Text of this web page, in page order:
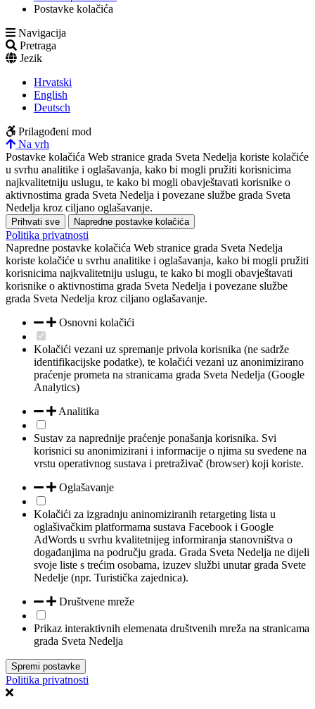
Postavke kolačića
Navigacija
Pretraga
Jezik
Hrvatski
English
Deutsch
Prilagođeni mod
Na vrh
Postavke kolačića Web stranice grada Sveta Nedelja koriste kolačiće
u svrhu analitike i oglašavanja, kako bi mogli pružiti korisnicima
najkvalitetniju uslugu, te kako bi mogli obavještavati korisnike o
aktivnostima grada Sveta Nedelja i povezane službe grada Sveta
Nedelja kroz ciljano oglašavanje.
Prihvati sve Napredne postavke kolačića
Politika privatnosti
Napredne postavke kolačića Web stranice grada Sveta Nedelja
koriste kolačiće u svrhu analitike i oglašavanja, kako bi mogli pružiti
korisnicima najkvalitetniju uslugu, te kako bi mogli obavještavati
korisnike o aktivnostima grada Sveta Nedelja i povezane službe
grada Sveta Nedelja kroz ciljano oglašavanje.
Osnovni kolačići
Kolačići vezani uz spremanje privola korisnika (ne sadrže
identifikacijske podatke), te kolačići vezani uz anonimizirano
praćenje prometa na stranicama grada Sveta Nedelja (Google
Analytics)
Analitika
Sustav za naprednije praćenje ponašanja korisnika. Svi
korisnici su anonimizirani i informacije o njima su svedene na
vrstu operativnog sustava i pretraživač (browser) koji koriste.
Oglašavanje
Kolačići za izgradnju aninomiziranih retargeting lista u
oglašivačkim platformama sustava Facebook i Google
AdWords u svrhu kvalitetnijeg informiranja stanovništva o
događanjima na području grada. Grada Sveta Nedelja ne dijeli
svoje liste s trećim osobama, izuzev službi unutar grada Svete
Nedelje (npr. Turistička zajednica).
Društvene mreže
Prikaz interaktivnih elemenata društvenih mreža na stranicama
grada Sveta Nedelja
Spremi postavke
Politika privatnosti